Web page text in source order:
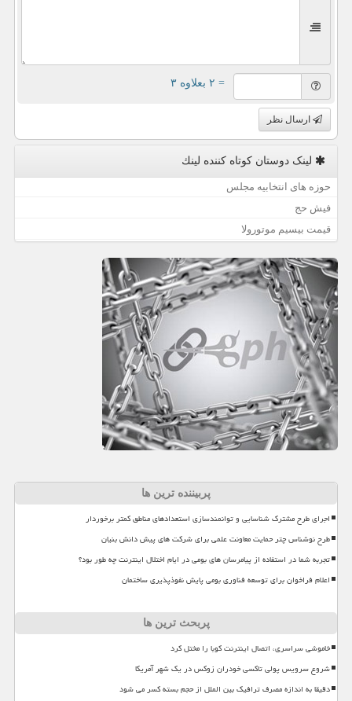
= ۲ بعلاوه ۳
ارسال نظر
لینک دوستان كوتاه كننده لینك
حوزه های انتخابیه مجلس
فیش حج
قیمت بیسیم موتورولا
پربیننده ترین ها
اجرای طرح مشترک شناسایی و توانمندسازی استعدادهای مناطق کمتر برخوردار
طرح نوشناس چتر حمایت معاونت علمی برای شرکت های پیش دانش بنیان
تجربه شما در استفاده از پیامرسان های بومی در ایام اختلال اینترنت چه طور بود؟
اعلام فراخوان برای توسعه فناوری بومی پایش نفوذپذیری ساختمان
پربحث ترین ها
خاموشی سراسری، اتصال اینترنت کوبا را مختل کرد
شروع سرویس پولی تاکسی خودران زوکس در یک شهر آمریکا
دقیقا به اندازه مصرف ترافیک بین الملل از حجم بسته کسر می شود